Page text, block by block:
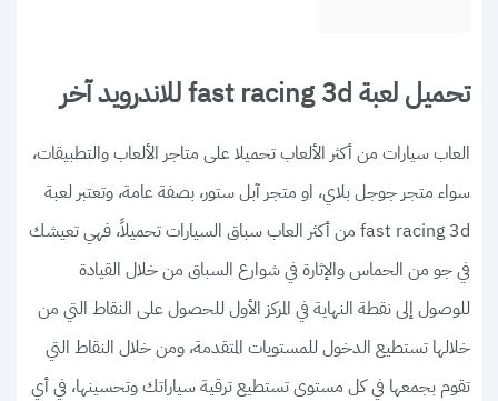
تحميل لعبة fast racing 3d للاندرويد آخر
العاب سيارات من أكثر الألعاب تحميلا على متاجر الألعاب والتطبيقات،
سواء متجر جوجل بلاي، او متجر آبل ستور، بصفة عامة، وتعتبر لعبة
fast racing 3d من أكثر العاب سباق السيارات تحميلاً، فهي تعيشك
في جو من الحماس والإثارة في شوارع السباق من خلال القيادة
للوصول إلى نقطة النهاية في المركز الأول للحصول على النقاط التي من
خلالها تستطيع الدخول للمستويات المتقدمة، ومن خلال النقاط التي
تقوم بجمعها في كل مستوى تستطيع ترقية سياراتك وتحسينها، في أي